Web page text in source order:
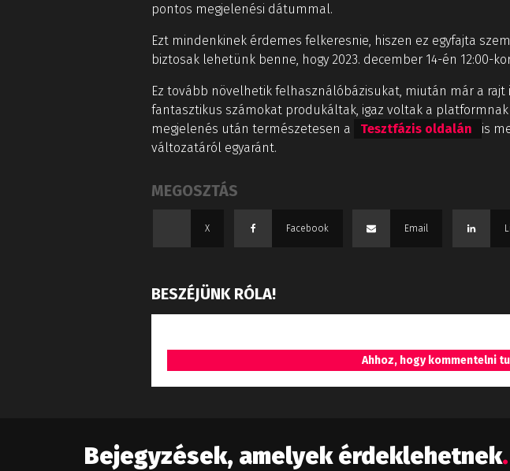
pontos megjelenési dátummal.
Ezt mindenkinek érdemes felkeresnie, hiszen ez egyfajta
biztosak lehetünk benne, hogy 2023. december 14-én 12:00-
Ez tovább növelhetik felhasználóbázisukat, miután már a
fantasztikus számokat produkáltak, igaz voltak a
megjelenés után természetesen a
Tesztfázis oldalán
is
változatáról egyaránt.
MEGOSZTÁS
X Facebook Email
BESZÉJÜNK RÓLA!
Ahhoz, hogy kommentelni
Bejegyzések, amelyek érdeklehetnek.